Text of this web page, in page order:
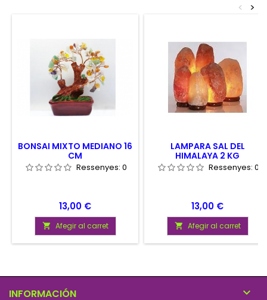
>
<
BONSAI MIXTO MEDIANO 16
CM
Ressenyes: 0
Preu
13,00 €
 Afegir al carret
LAMPARA SAL DEL
HIMALAYA 2 KG
Ressenyes: 0
Preu
13,00 €
 Afegir al carret
INFORMACIÓN 